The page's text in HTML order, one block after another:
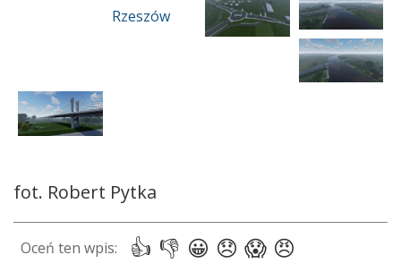
fot. Robert Pytka